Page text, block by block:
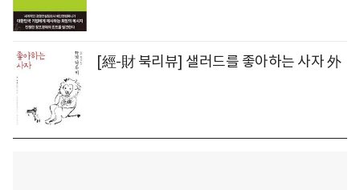
[經-財 북리뷰] 샐러드를 좋아하는 사자 外